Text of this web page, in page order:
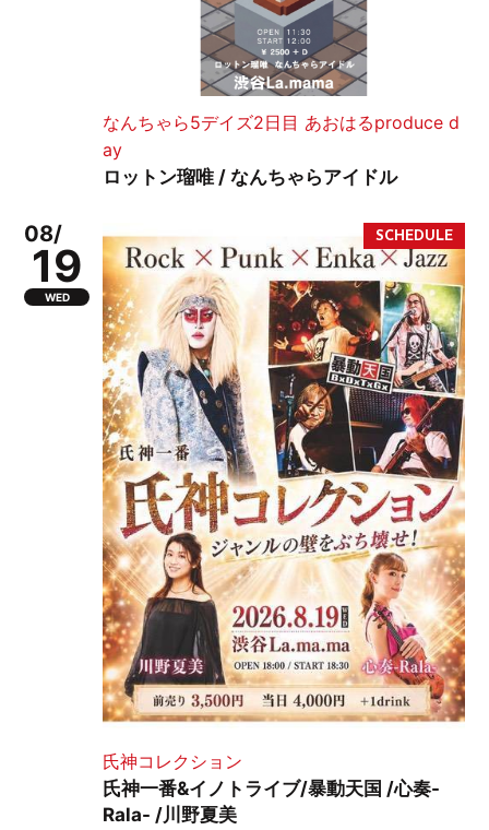
なんちゃら5デイズ2日目 あおはるproduce d
ay
ロットン瑠唯 / なんちゃらアイドル
08/
19
WED
氏神コレクション
氏神一番&イノトライブ/暴動天国 /心奏-
Rala- /川野夏美